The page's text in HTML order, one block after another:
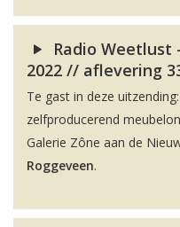
Radio Weetlust
2022 // aflevering
Te gast in deze uitzending:
zelfproducerend
Galerie Zône aan de
Roggeveen.